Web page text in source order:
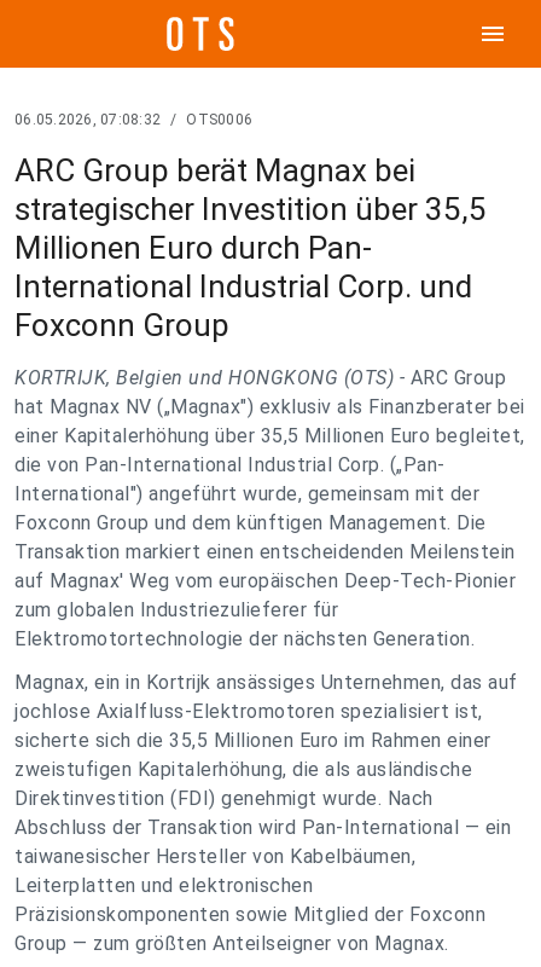
menu
06.05.2026, 07:08:32 / OTS0006
ARC Group berät Magnax bei
strategischer Investition über 35,5
Millionen Euro durch Pan-
International Industrial Corp. und
Foxconn Group
KORTRIJK, Belgien und HONGKONG (OTS) - ARC Group
hat Magnax NV („Magnax") exklusiv als Finanzberater bei
einer Kapitalerhöhung über 35,5 Millionen Euro begleitet,
die von Pan-International Industrial Corp. („Pan-
International") angeführt wurde, gemeinsam mit der
Foxconn Group und dem künftigen Management. Die
Transaktion markiert einen entscheidenden Meilenstein
auf Magnax' Weg vom europäischen Deep-Tech-Pionier
zum globalen Industriezulieferer für
Elektromotortechnologie der nächsten Generation.
Magnax, ein in Kortrijk ansässiges Unternehmen, das auf
jochlose Axialfluss-Elektromotoren spezialisiert ist,
sicherte sich die 35,5 Millionen Euro im Rahmen einer
zweistufigen Kapitalerhöhung, die als ausländische
Direktinvestition (FDI) genehmigt wurde. Nach
Abschluss der Transaktion wird Pan-International — ein
taiwanesischer Hersteller von Kabelbäumen,
Leiterplatten und elektronischen
Präzisionskomponenten sowie Mitglied der Foxconn
Group — zum größten Anteilseigner von Magnax.